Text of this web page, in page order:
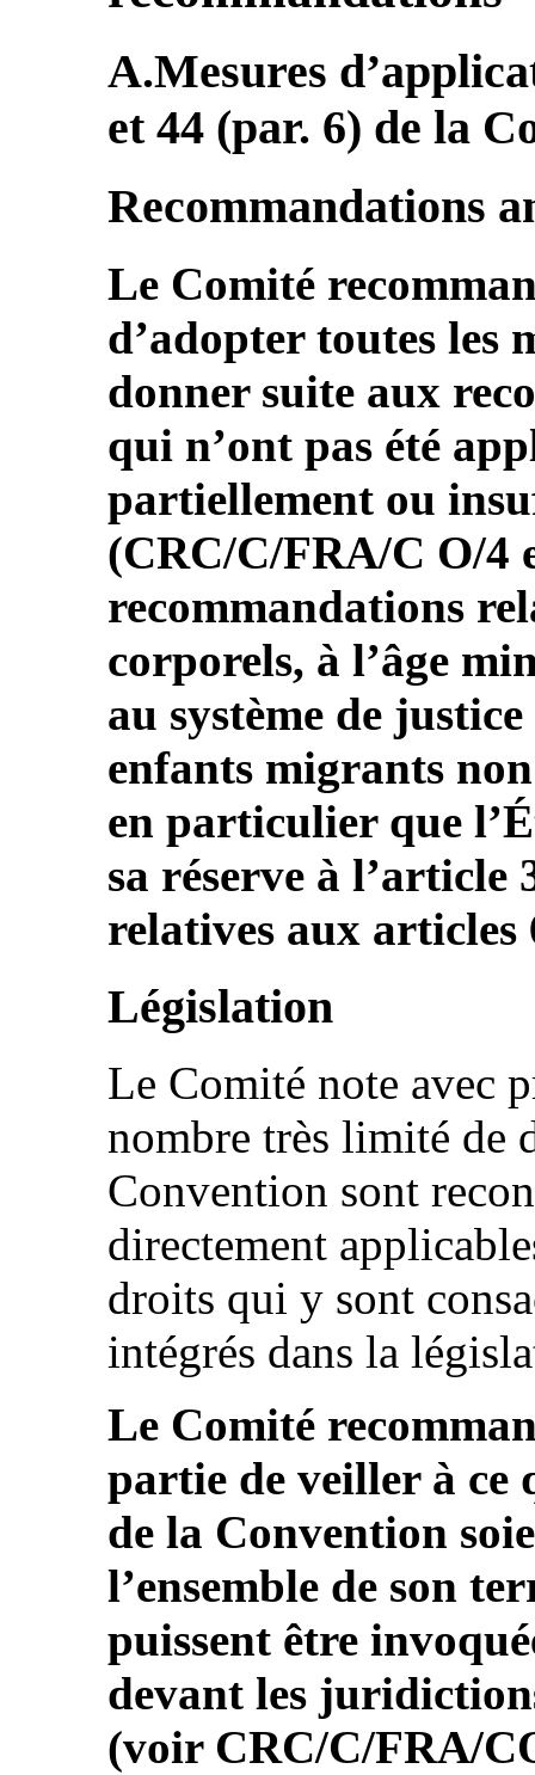
A.Mesures
et 44 (par. 6) de la
Recommandations
Le Comité
d’adopter toutes les
donner suite aux
qui n’ont pas été
partiellement ou
(CRC/C/FRA/C O/4
recommandations
corporels, à l’âge
au système de
enfants migrants
en particulier que
sa réserve à l’article
relatives aux articles
Législation
Le Comité note avec
nombre très limité de
Convention sont
directement
droits qui y sont
intégrés dans la
Le Comité
partie de veiller à ce
de la Convention
l’ensemble de son
puissent être
devant les
(voir CRC/C/FRA/